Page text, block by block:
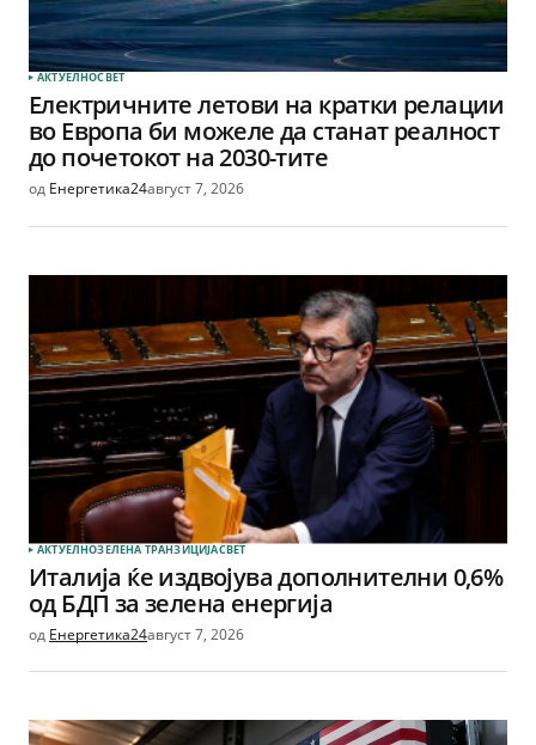
АКТУЕЛНОСВЕТ
Електричните летови на кратки релации
во Европа би можеле да станат реалност
до почетокот на 2030-тите
од Енергетика24август 7, 2026
АКТУЕЛНОЗЕЛЕНА ТРАНЗИЦИЈАСВЕТ
Италија ќе издвојува дополнителни 0,6%
од БДП за зелена енергија
од Енергетика24август 7, 2026